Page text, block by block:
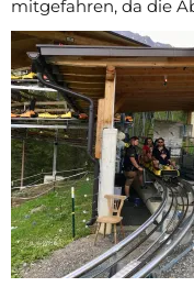
mitgefahren, da die